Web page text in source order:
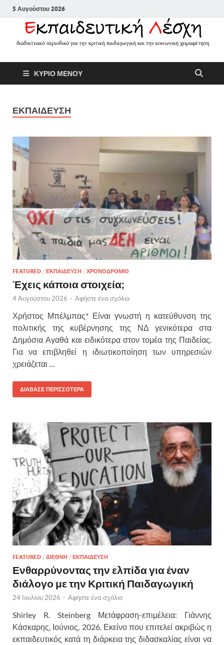
5 Αυγούστου 2026
κριτική παιδαγωγική και την
κοινωνική χειραφέτηση
ΚΥΡΙΟ ΜΕΝΟΥ
ΕΚΠΑΙΔΕΥΣΗ
FEATURED / ΕΚΠΑΙΔΕΥΣΗ / ΧΡΟΝΟΔΡΟΜΙΟ
Έχεις κάποια στοιχεία;
4 Αυγούστου 2026 - Αφήστε ένα σχόλιο
Χρήστος Μπέλμπας* Είναι γνωστή η κατεύθυνση της
πολιτικής της κυβέρνησης της ΝΔ γενικότερα στα
Δημόσια Αγαθά και ειδικότερα στον τομέα της Παιδείας.
Για να επιβληθεί η ιδιωτικοποίηση των υπηρεσιών
χρειάζεται …
ΔΙΑΒΑΣΕ ΠΕΡΙΣΣΟΤΕΡΑ
FEATURED / ΔΙΕΘΝΗ / ΕΚΠΑΙΔΕΥΣΗ
Ενθαρρύνοντας την ελπίδα για έναν
διάλογο με την Κριτική Παιδαγωγική
24 Ιουλίου 2026 - Αφήστε ένα σχόλιο
Shirley R. Steinberg Μετάφραση-επιμέλεια: Γιάννης
Κάσκαρης, Ιούνιος, 2026. Εκείνο που επιτελεί ακριβώς η
εκπαιδευτικός κατά τη διάρκεια της διδασκαλίας είναι να